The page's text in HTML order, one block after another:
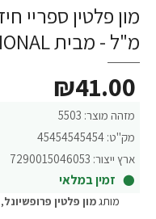
מ"ל - מבית MON PLATIN PROFESSIONAL
מזהה מוצר: 5503
מק"ט: 45454545454
ארץ ייצור: 7290015046053
זמין במלאי
₪41.00
מותגמון פלטין פרופשיונל,